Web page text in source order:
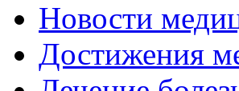
Новости
Достижения